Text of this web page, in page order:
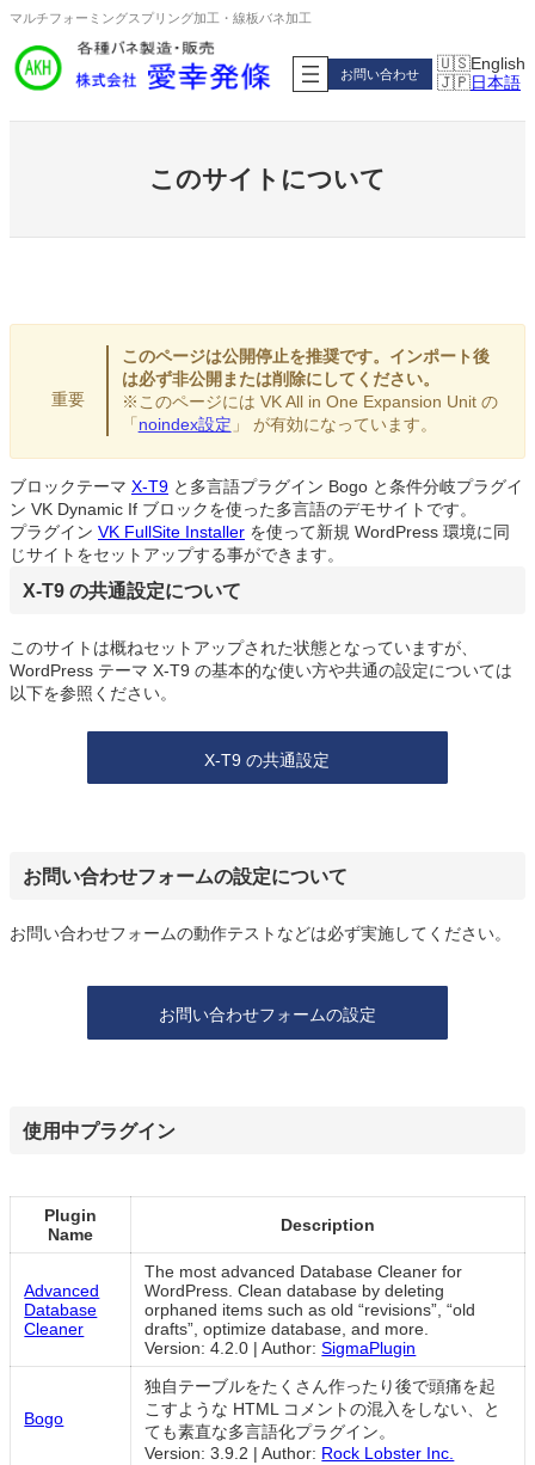
内
を
ス
マルチフォーミングスプリング加工・線板バネ加工
お問い合わせ
English
日本語
このサイトについて
重要
このページは公開停止を推奨です。 インポート後
は必ず非公開または削除にしてください。
※このページには VK All in One Expansion Unit の
「 noindex設定 」 が有効になっています。
ブロックテーマ X-T9 と多言語プラグイン Bogo と条件分岐プラグイ
ン VK Dynamic If ブロックを使った多言語のデモサイトです。
プラグイン VK FullSite Installer を使って新規 WordPress 環境に同
じサイトをセットアップする事ができます。
X-T9 の共通設定について
このサイトは概ねセットアップされた状態となっていますが、
WordPress テーマ X-T9 の基本的な使い方や共通の設定については
以下を参照ください。
X-T9 の共通設定
お問い合わせフォームの設定について
お問い合わせフォームの動作テストなどは必ず実施してください。
お問い合わせフォームの設定
使用中プラグイン
Plugin
Name
Description
Advanced
Database
Cleaner
The most advanced Database Cleaner for
WordPress. Clean database by deleting
orphaned items such as old “revisions”, “old
drafts”, optimize database, and more.
Version: 4.2.0 |Author:SigmaPlugin
Bogo
独自テーブルをたくさん作ったり後で頭痛を起
こすような HTML コメントの混入をしない、と
ても素直な多言語化プラグイン。
Version: 3.9.2 |Author: Rock Lobster Inc.